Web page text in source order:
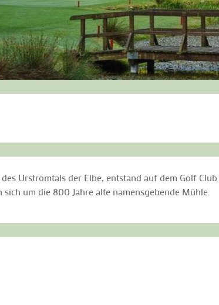
Urstromtals der Elbe, entstand auf dem Golf
um die 800 Jahre alte namensgebende Mühle.